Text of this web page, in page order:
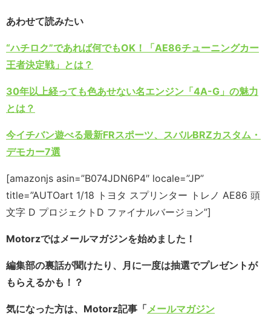
あわせて読みたい
“ハチロク”であれば何でもOK！「AE86チューニングカー
王者決定戦」とは？
30年以上経っても色あせない名エンジン「4A-G」の魅力
とは？
今イチバン遊べる最新FRスポーツ、スバルBRZカスタム・
デモカー7選
[amazonjs asin=”B074JDN6P4″ locale=”JP”
title=”AUTOart 1/18 トヨタ スプリンター トレノ AE86 頭
文字 D プロジェクトD ファイナルバージョン”]
Motorzではメールマガジンを始めました！
編集部の裏話が聞けたり、月に一度は抽選でプレゼントが
もらえるかも！？
気になった方は、Motorz記事「メールマガジン